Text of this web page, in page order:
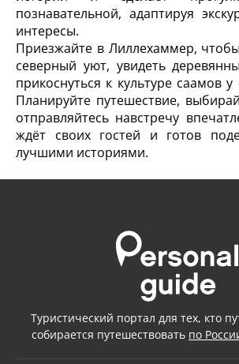
познавательной, адаптируя
интересы.
Приезжайте в Лиллехаммер,
северный уют, увидеть
прикоснуться к культуре саамов
Планируйте путешествие,
отправляйтесь навстречу
ждёт своих гостей и готов
лучшими историями.
Туристический портал для тех, кто
собирается путешествовать по